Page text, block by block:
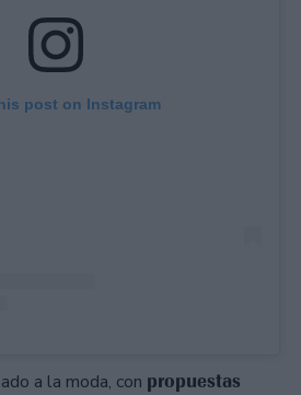
post on Instagram
a la moda, con propuestas